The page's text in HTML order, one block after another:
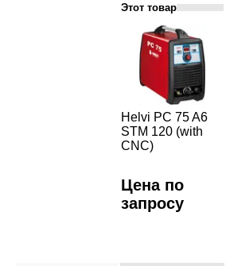
Этот товар
Helvi PC 75 A6
STM 120 (with
CNC)
Цена по
запросу